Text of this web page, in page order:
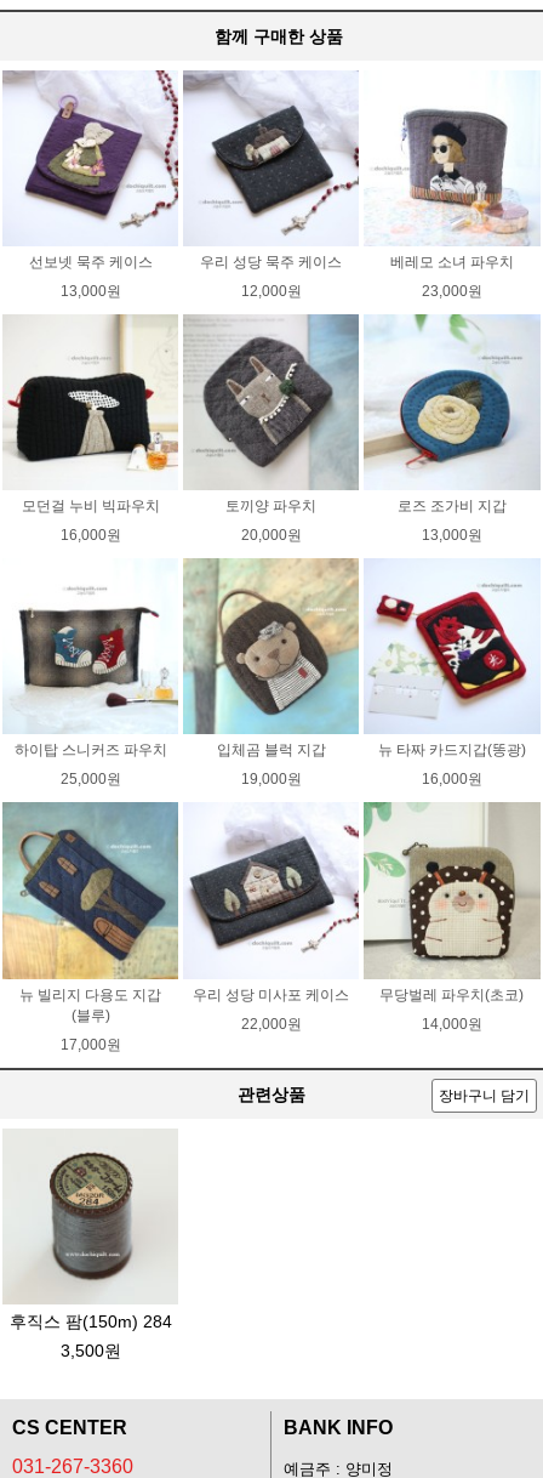
함께 구매한 상품
선보넷 묵주 케이스
13,000원
우리 성당 묵주 케이스
12,000원
베레모 소녀 파우치
23,000원
모던걸 누비 빅파우치
16,000원
토끼양 파우치
20,000원
로즈 조가비 지갑
13,000원
하이탑 스니커즈 파우치
25,000원
입체곰 블럭 지갑
19,000원
뉴 타짜 카드지갑(똥광)
16,000원
뉴 빌리지 다용도 지갑
(블루)
17,000원
우리 성당 미사포 케이스
22,000원
무당벌레 파우치(초코)
14,000원
관련상품 장바구니 담기
후직스 팜(150m) 284
3,500원
CS CENTER
031-267-3360
BANK INFO
예금주 : 양미정